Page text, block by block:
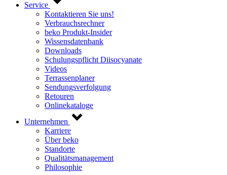
Service
Kontaktieren Sie uns!
Verbrauchsrechner
beko Produkt-Insider
Wissensdatenbank
Downloads
Schulungspflicht Diisocyanate
Videos
Terrassenplaner
Sendungsverfolgung
Retouren
Onlinekataloge
Unternehmen
Karriere
Über beko
Standorte
Qualitätsmanagement
Philosophie